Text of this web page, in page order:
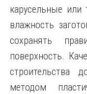
карусельные
влажность
сохранять
поверхность.
строительства
методом